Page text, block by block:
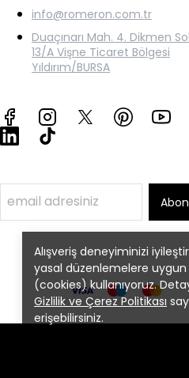
Alışveriş deneyiminizi
yasal düzenlemelere
(cookies) kullanıyoruz.
Gizlilik ve Çerez Politikası
erişebilirsiniz.
info@romeron.com.tr
Duaçınarı Mah. 4. Dikmen
13/A Vişne Ticaret Bölgesi
Yıldırım/BURSA